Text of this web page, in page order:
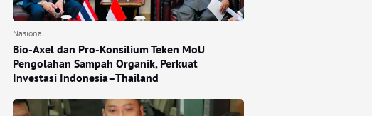
Nasional
Bio-Axel dan Pro-Konsilium Teken MoU
Pengolahan Sampah Organik, Perkuat
Investasi Indonesia–Thailand